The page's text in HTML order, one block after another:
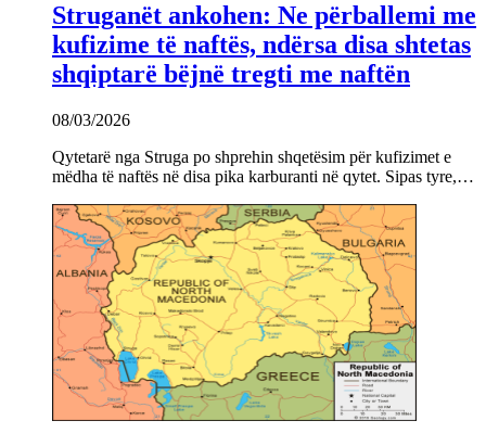
Struganët ankohen: Ne përballemi me
kufizime të naftës, ndërsa disa shtetas
shqiptarë bëjnë tregti me naftën
08/03/2026
Qytetarë nga Struga po shprehin shqetësim për kufizimet e
mëdha të naftës në disa pika karburanti në qytet. Sipas tyre,…